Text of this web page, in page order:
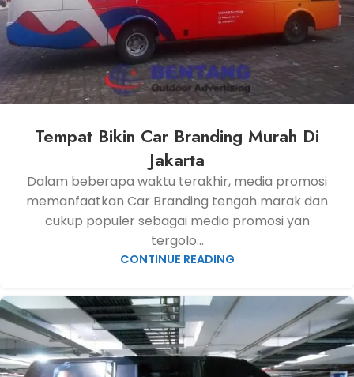
Tempat Bikin Car Branding Murah Di
Jakarta
Dalam beberapa waktu terakhir, media promosi
memanfaatkan Car Branding tengah marak dan
cukup populer sebagai media promosi yan
tergolo...
CONTINUE READING